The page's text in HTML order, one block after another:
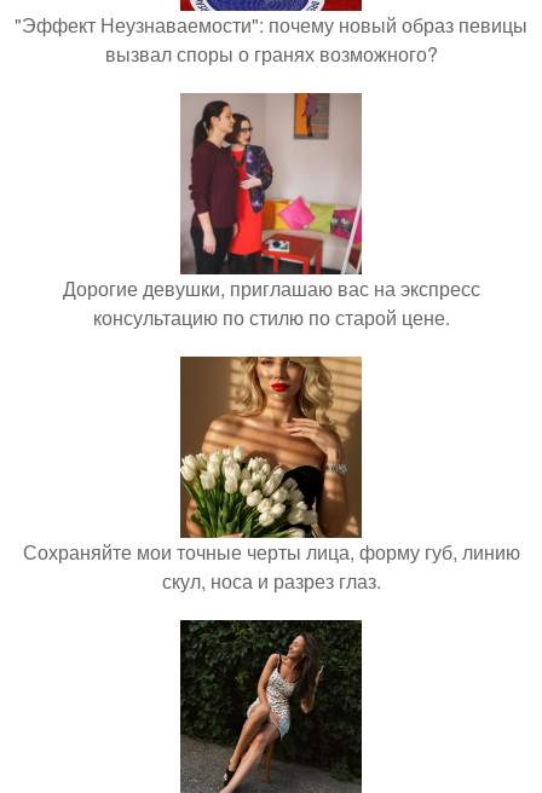
"Эффект Неузнаваемости": почему новый образ певицы
вызвал споры о гранях возможного?
Дорогие девушки, приглашаю вас на экспресс
консультацию по стилю по старой цене.
Сохраняйте мои точные черты лица, форму губ, линию
скул, носа и разрез глаз.